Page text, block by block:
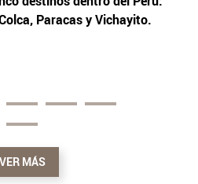
Paracas y Vichayito.
VER MÁS